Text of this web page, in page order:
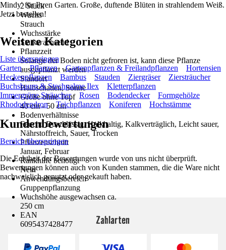
2 Stück
Wuchs
Strauch
Wuchsstärke
Starkwachsend
Pflanzzeit
Solange der Boden nicht gefroren ist, kann diese Pflanze
ausgepflanzt werden
Standort
Halbschatten, Sonne
Größe ohne Topf
40 cm - 50 cm
Bodenverhältnisse
Feucht, Durchlässig, Kalkhaltig, Kalkverträglich, Leicht sauer,
Nährstoffreich, Sauer, Trocken
Pflanzenschnitt
Januar, Februar
Rankhilfe benötigt
Nein
Anwendungsbereich
Gruppenpflanzung
Wuchshöhe ausgewachsen ca.
250 cm
EAN
6095437428477
Mindy' für Ihren Garten. Große, duftende Blüten in strahlendem Weiß.
Jetzt bestellen!
Weitere Kategorien
Liste überspringen
Garten
Pflanzen Gartenpflanzen & Freilandpflanzen
Hortensien
Heckenpflanzen
Bambus Stauden Ziergräser
Ziersträucher
Buchsbaum & Stechpalme Ilex
Kletterpflanzen
Immergrüne Sträucher
Rosen Bodendecker
Formgehölze
Rhododendron
Teichpflanzen Koniferen Hochstämme
Kundenbewertungen
Bereich überspringen
Die Echtheit der Bewertungen wurde von uns nicht überprüft.
Bewertungen können auch von Kunden stammen, die die Ware nicht
nachweislich genutzt oder gekauft haben.
Zahlarten